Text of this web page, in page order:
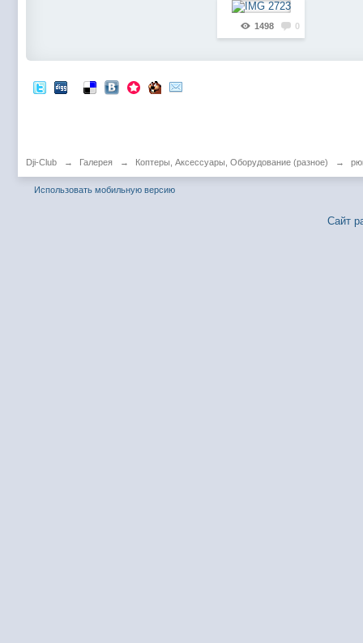
1498 0
Dji-Club → Галерея → Коптеры, Аксессуары, Оборудование (разное) →
Использовать мобильную версию
Сайт